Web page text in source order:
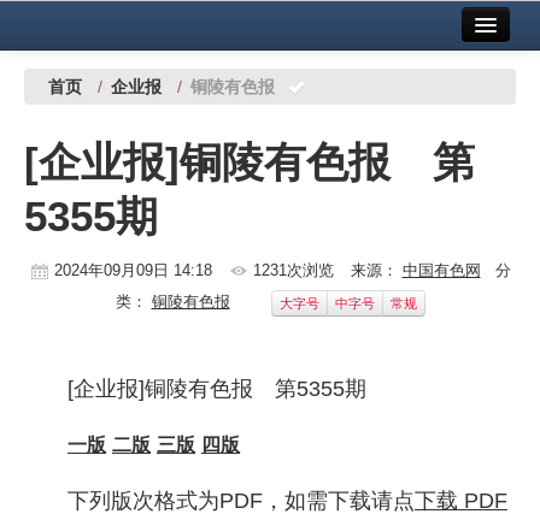
中国有色金属报社主办 广告服务
铜镍铅锌
铝
稀有稀土
首页 / 企业报 / 铜陵有色报
[企业报]铜陵有色报 第
5355期
2024年09月09日 14:18 1231次浏览 来源： 中国有色网 分
类： 铜陵有色报 大字号 中字号 常规
[企业报]铜陵有色报 第5355期
一版 二版 三版 四版
下列版次格式为PDF，如需下载请点下载 PDF